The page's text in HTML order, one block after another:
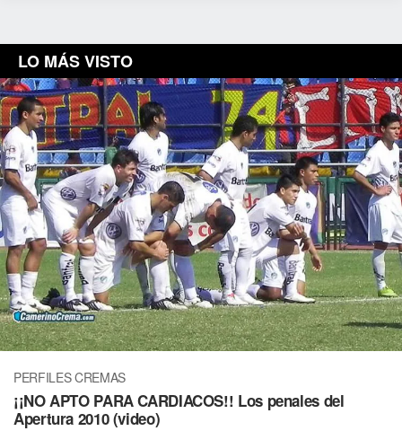
LO MÁS VISTO
PERFILES CREMAS
¡¡NO APTO PARA CARDIACOS!! Los penales del
Apertura 2010 (video)